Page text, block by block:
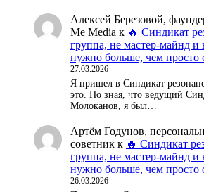
Алексей Березовой,
Me Media к 🔥 Синдикат
группа, не мастер-майнд
нужно больше, чем просто
27.03.2026
Я пришел в Синдикат
это. Но зная, что ведущий
Молоканов, я был…
Артём Годунов,
советник к 🔥 Синдикат
группа, не мастер-майнд
нужно больше, чем просто
26.03.2026